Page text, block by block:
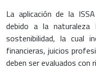
La aplicación de la
debido a la naturaleza
sostenibilidad, la cual
financieras, juicios
deben ser evaluados con